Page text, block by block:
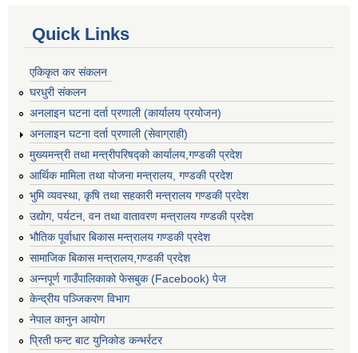
Quick Links
एकिकृत कर संकलन
घरधुरी संकलन
अनलाइन घटना दर्ता प्रणाली (कार्यालय प्रयोजन)
अनलाइन घटना दर्ता प्रणाली (सेवाग्राही)
मुख्यमन्त्री तथा मन्त्रीपरिषद्को कार्यालय,गण्डकी प्रदेश
आर्थिक मामिला तथा योजना मन्त्रालय, गण्डकी प्रदेश
भुमि व्यवस्था, कृषि तथा सहकारी मन्त्रालय गण्डकी प्रदेश
उद्योग, पर्यटन, वन तथा वातावरण मन्त्रालय गण्डकी प्रदेश
भौतिक पूर्वाधार बिकास मन्त्रालय गण्डकी प्रदेश
सामाजिक बिकास मन्त्रालय,गण्डकी प्रदेश
अन्नपूर्ण गाउँपालिकाको फेसबुक (Facebook) पेज
केन्द्रीय पञ्जिकरण विभाग
नेपाल कानुन आयोग
प्रिती फन्ट बाट युनिकोड कन्भर्रटर